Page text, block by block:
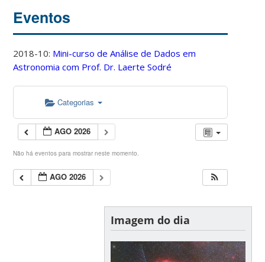
Eventos
2018-10: Mini-curso de Análise de Dados em
Astronomia com Prof. Dr. Laerte Sodré
Categorias
AGO 2026
Não há eventos para mostrar neste momento.
AGO 2026
Imagem do dia